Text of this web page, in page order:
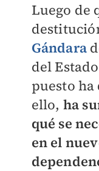
Luego de
Gándara
del
puesto
ello, ha
qué se
en el